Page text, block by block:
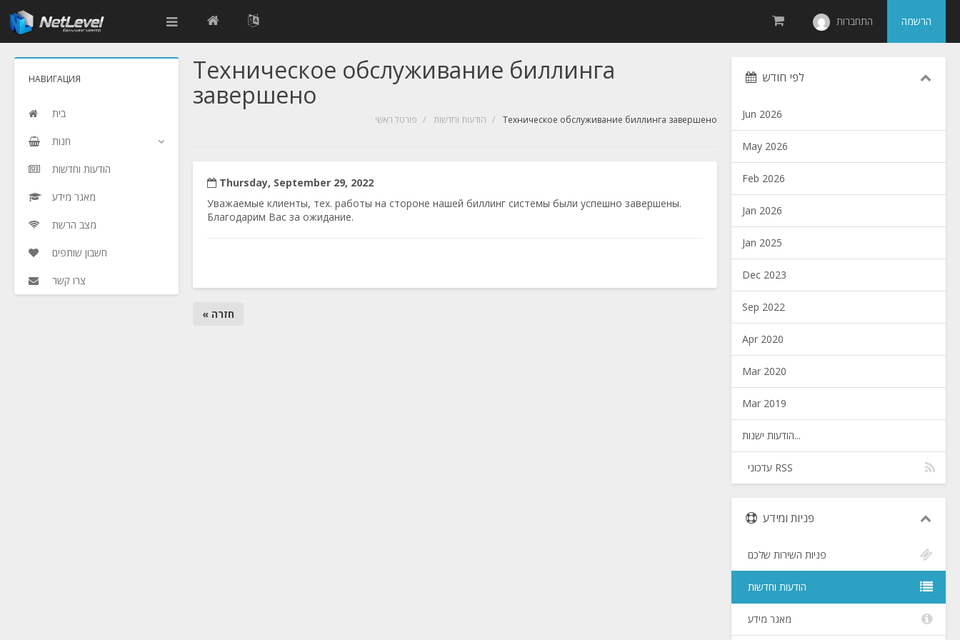
התחברות הרשמה
НАВИГАЦИЯ
בית
חנות
הודעות וחדשות
מאגר מידע
מצב הרשת
חשבון שותפים
צרו קשר
Техническое обслуживание биллинга
завершено
פורטל ראשי הודעות וחדשות Техническое обслуживание биллинга завершено
Thursday, September 29, 2022
Уважаемые клиенты, тех. работы на стороне нашей биллинг системы были успешно завершены.
Благодарим Вас за ожидание.
« חזרה
לפי חודש
Jun 2026
May 2026
Feb 2026
Jan 2026
Jan 2025
Dec 2023
Sep 2022
Apr 2020
Mar 2020
Mar 2019
הודעות ישנות...
עדכוני RSS
פניות ומידע
פניות השירות שלכם
הודעות וחדשות
מאגר מידע